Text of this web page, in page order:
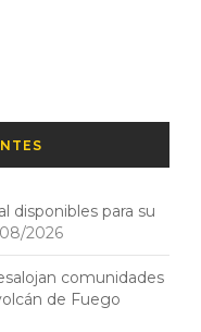
disponibles para su
2026
comunidades
de Fuego